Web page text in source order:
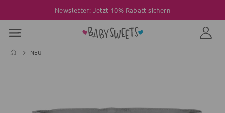
Newsletter: Jetzt 10% Rabatt sichern
NEU